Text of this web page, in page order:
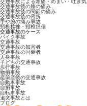
交通事故による頭痛・めまい・吐き気
交通事故後の膝の痛み
交通事故後の関節の痛み
交通事故後の骨折
手や腕の痛み事故
頸椎捻挫・頸椎損傷
交通事故のケース
バイク事故
交通事故
交通事故の加害者
交通事故の同乗者
人身事故
子どもの交通事故
歩行事故
物損事故
産前産後の交通事故
自動車事故
自損事故
自転車事故
追突事故とは
ブログ